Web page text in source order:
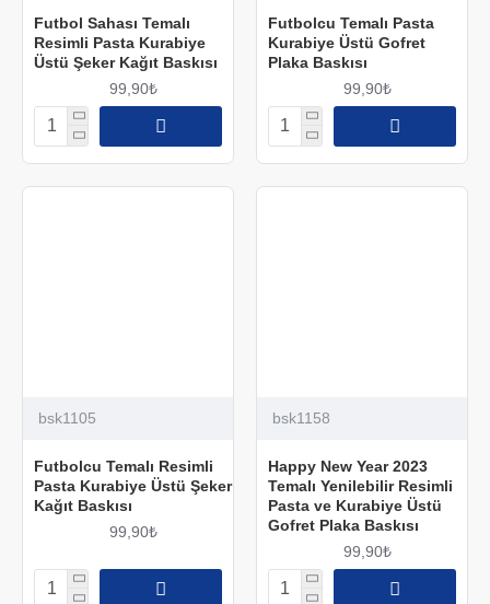
Futbol Sahası Temalı
Resimli Pasta Kurabiye
Üstü Şeker Kağıt Baskısı
99,90₺
Futbolcu Temalı Pasta
Kurabiye Üstü Gofret
Plaka Baskısı
99,90₺
bsk1105
Futbolcu Temalı Resimli
Pasta Kurabiye Üstü Şeker
Kağıt Baskısı
99,90₺
bsk1158
Happy New Year 2023
Temalı Yenilebilir Resimli
Pasta ve Kurabiye Üstü
Gofret Plaka Baskısı
99,90₺